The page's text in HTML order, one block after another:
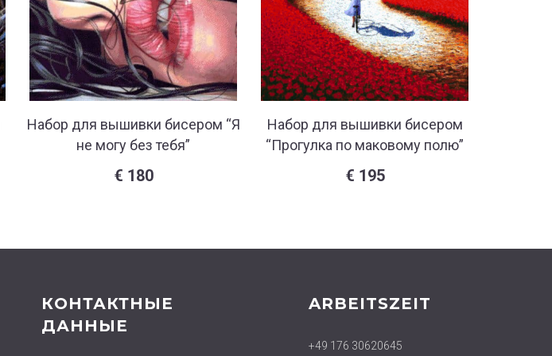
Набор для вышивки бисером “Я
не могу без тебя”
€ 180
Набор для вышивки бисером
“Прогулка по маковому полю”
€ 195
КОНТАКТНЫЕ
ДАННЫЕ
ARBEITSZEIT
+49 176 30620645